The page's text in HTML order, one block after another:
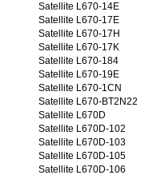
Satellite L670-14E
Satellite L670-17E
Satellite L670-17H
Satellite L670-17K
Satellite L670-184
Satellite L670-19E
Satellite L670-1CN
Satellite L670-BT2N22
Satellite L670D
Satellite L670D-102
Satellite L670D-103
Satellite L670D-105
Satellite L670D-106